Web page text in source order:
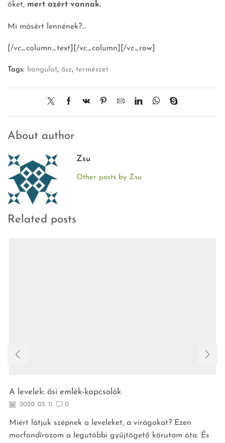
őket, mert azért vannak.
Mi másért lennének?…
[/vc_column_text][/vc_column][/vc_row]
Tags: hangulat, ősz, természet
About author
Zsu
Other posts by Zsu
Related posts
A levelek: ősi emlék-kapcsolók
2020. 05. 11. 0
Miért látjuk szépnek a leveleket, a virágokat? Ezen
morfondírozom a legutóbbi gyűjtögető körutam óta. És